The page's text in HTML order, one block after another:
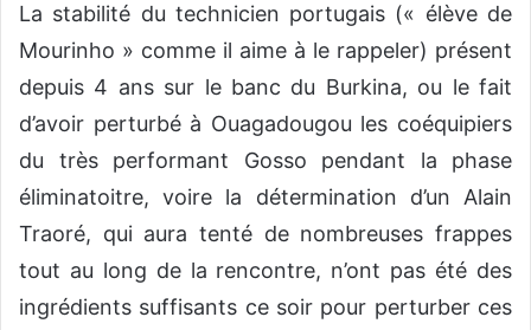
La stabilité du technicien portugais (« élève de
Mourinho » comme il aime à le rappeler) présent
depuis 4 ans sur le banc du Burkina, ou le fait
d’avoir perturbé à Ouagadougou les coéquipiers
du très performant Gosso pendant la phase
éliminatoitre, voire la détermination d’un Alain
Traoré, qui aura tenté de nombreuses frappes
tout au long de la rencontre, n’ont pas été des
ingrédients suffisants ce soir pour perturber ces